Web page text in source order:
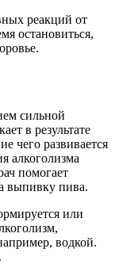
реакций от
остановиться,
сильной
в результате
чего развивается
алкоголизма
помогает
выпивку пива.
или
водкой.